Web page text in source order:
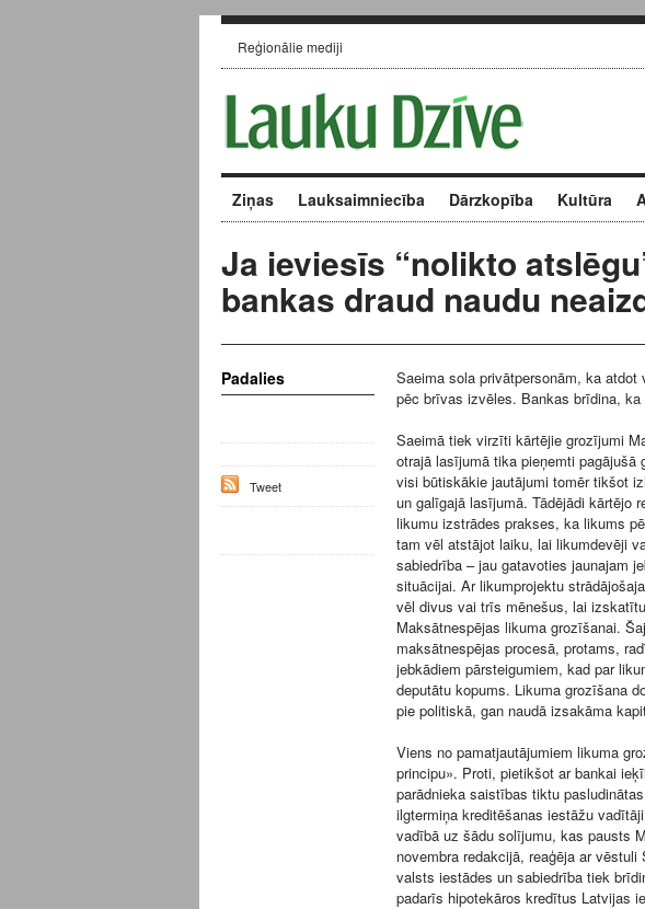
Reģionālie mediji
Ziņas Lauksaimniecība Dārzkopība Kultūra
Ja ieviesīs “nolikto
bankas draud naudu
Saeima sola privātpersonām, ka
pēc brīvas izvēles. Bankas brīdina,
Saeimā tiek virzīti kārtējie grozījumi
otrajā lasījumā tika pieņemti
visi būtiskākie jautājumi tomēr tikšot
un galīgajā lasījumā. Tādējādi kārtējo
likumu izstrādes prakses, ka likums
tam vēl atstājot laiku, lai likumdevēji
sabiedrība – jau gatavoties jaunajam
situācijai. Ar likumprojektu
vēl divus vai trīs mēnešus, lai
Maksātnespējas likuma grozīšanai.
maksātnespējas procesā, protams,
jebkādiem pārsteigumiem, kad par
deputātu kopums. Likuma grozīšana
pie politiskā, gan naudā izsakāma
Viens no pamatjautājumiem likuma
principu». Proti, pietikšot ar bankai
parādnieka saistības tiktu
ilgtermiņa kreditēšanas iestāžu
vadībā uz šādu solījumu, kas pausts
novembra redakcijā, reaģēja ar
valsts iestādes un sabiedrība tiek
padarīs hipotekāros kredītus Latvijas
Padalies
Tweet